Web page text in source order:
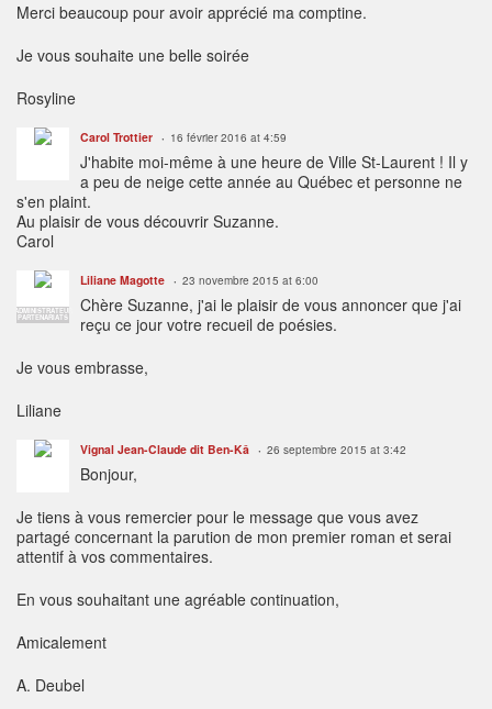
Merci beaucoup pour avoir apprécié ma comptine.
Je vous souhaite une belle soirée
Rosyline
Carol Trottier 16 février 2016 at 4:59
J'habite moi-même à une heure de Ville St-Laurent ! Il y
a peu de neige cette année au Québec et personne ne
s'en plaint.
Au plaisir de vous découvrir Suzanne.
Carol
ADMINISTRATEUR
PARTENARIATS
Liliane Magotte 23 novembre 2015 at 6:00
Chère Suzanne, j'ai le plaisir de vous annoncer que j'ai
reçu ce jour votre recueil de poésies.
Je vous embrasse,
Liliane
Vignal Jean-Claude dit Ben-Kâ 26 septembre 2015 at 3:42
Bonjour,
Je tiens à vous remercier pour le message que vous avez
partagé concernant la parution de mon premier roman et serai
attentif à vos commentaires.
En vous souhaitant une agréable continuation,
Amicalement
A. Deubel